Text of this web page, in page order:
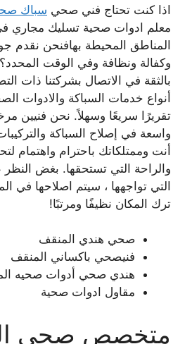
اذا كنت تحتاج فني صحي سباك
معلم ادوات صحية تسليك مجاري
المناطق المحيطة بهافنحن نقدم
وكفالة ونظافة وفي الوقت
بالثقة في الاتصال بشركتنا ذات
أنواع خدمات السباكة والادوات
تقريرًا سريعًا وسهلاً. نحن فنيين
واسعة في إصلاح السباكة
أنت وممتلكاتك باحترام واهتمام
والراحة التي تستحقها. بغض
التي تواجهها ، سيتم اصلاحها في
ترك المكان نظيفًا ومرتبًا!
صحي هندي المنقف
فنيصحي باكساني المنقف
هندي صحي أدوات صحيه
مقاول ادوات صحية
متخصص صحي